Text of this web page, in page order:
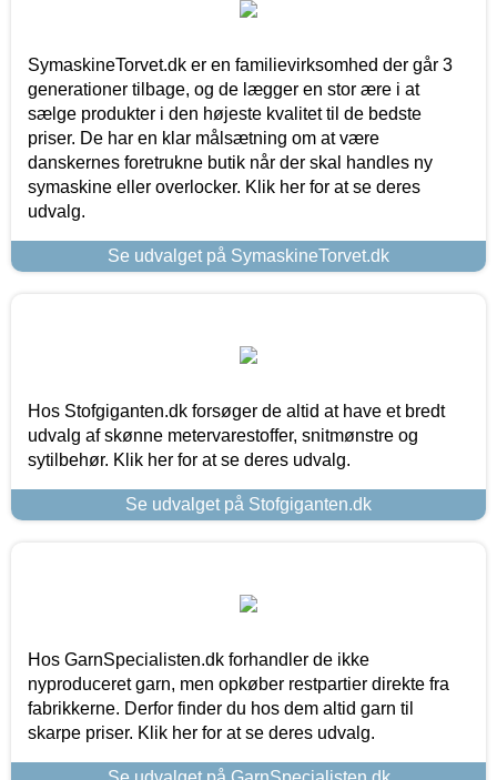
SymaskineTorvet.dk er en familievirksomhed der går 3
generationer tilbage, og de lægger en stor ære i at
sælge produkter i den højeste kvalitet til de bedste
priser. De har en klar målsætning om at være
danskernes foretrukne butik når der skal handles ny
symaskine eller overlocker. Klik her for at se deres
udvalg.
Se udvalget på SymaskineTorvet.dk
Hos Stofgiganten.dk forsøger de altid at have et bredt
udvalg af skønne metervarestoffer, snitmønstre og
sytilbehør. Klik her for at se deres udvalg.
Se udvalget på Stofgiganten.dk
Hos GarnSpecialisten.dk forhandler de ikke
nyproduceret garn, men opkøber restpartier direkte fra
fabrikkerne. Derfor finder du hos dem altid garn til
skarpe priser. Klik her for at se deres udvalg.